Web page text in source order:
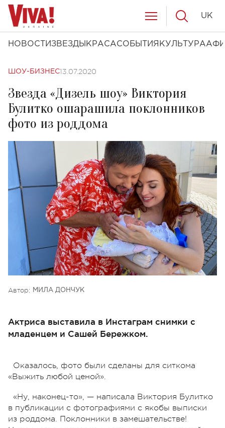
НОВОСТИ ЗВЕЗДЫ КРАСАСОБЫТИЯ КУЛЬТУРА
UK
ШОУ-БИЗНЕС13.07.2020
Звезда «Дизель шоу» Виктория
Булитко ошарашила поклонников
фото из роддома
Автор: МИЛА ДОНЧУК
Актриса выставила в Инстаграм снимки с
младенцем и Сашей Бережком.
Оказалось, фото были сделаны для ситкома
«Выжить любой ценой».
«Ну, наконец-то», — написала Виктория Булитко
в публикации с фотографиями с якобы выписки
из роддома. Поклонники в замешательстве!